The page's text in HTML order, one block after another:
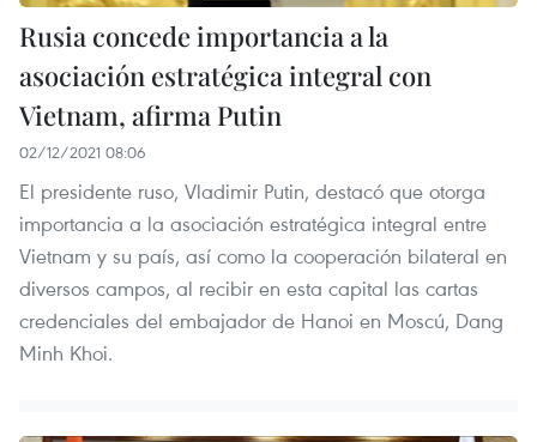
Rusia concede importancia a la
asociación estratégica integral con
Vietnam, afirma Putin
02/12/2021 08:06
El presidente ruso, Vladimir Putin, destacó que otorga
importancia a la asociación estratégica integral entre
Vietnam y su país, así como la cooperación bilateral en
diversos campos, al recibir en esta capital las cartas
credenciales del embajador de Hanoi en Moscú, Dang
Minh Khoi.